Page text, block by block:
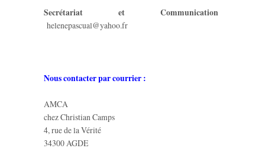
Secrétariat et Communication
helenepascual@yahoo.fr
Nous contacter par courrier :
AMCA
chez Christian Camps
4, rue de la Vérité
34300 AGDE